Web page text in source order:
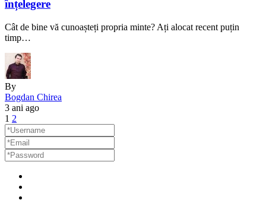
înțelegere
Cât de bine vă cunoașteți propria minte? Ați alocat recent puțin
timp…
By
Bogdan Chirea
3 ani ago
1 2